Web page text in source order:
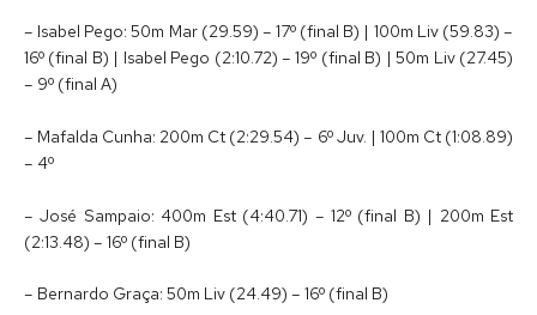
– Isabel Pego: 50m Mar (29.59) – 17º (final B) | 100m Liv (59.83) –
16º (final B) | Isabel Pego (2:10.72) – 19º (final B) | 50m Liv (27.45)
– 9º (final A)
– Mafalda Cunha: 200m Ct (2:29.54) – 6º Juv. | 100m Ct (1:08.89)
– 4º
– José Sampaio: 400m Est (4:40.71) – 12º (final B) | 200m Est
(2:13.48) – 16º (final B)
– Bernardo Graça: 50m Liv (24.49) – 16º (final B)